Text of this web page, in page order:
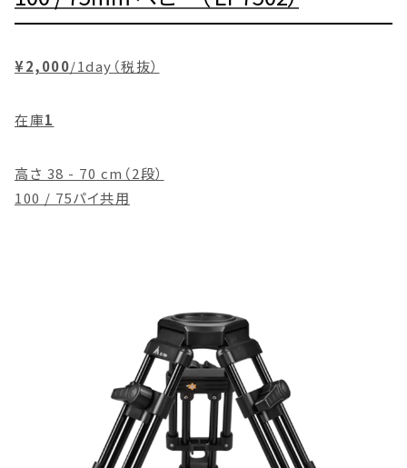
¥2,000/1day（税抜）
在庫1
高さ 38 - 70 cm（2段）
100 / 75パイ共用